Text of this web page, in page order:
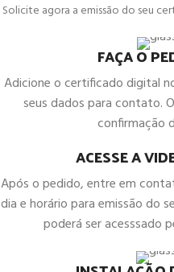
Solicite agora a emissão do seu
FAÇA O
Adicione o certificado digital
seus dados para contato.
confirmação
ACESSE A
Após o pedido, entre em
dia e horário para emissão do
poderá ser acesssado